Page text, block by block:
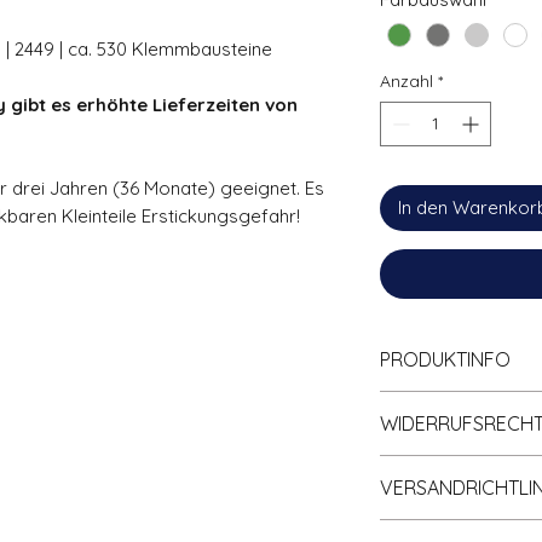
2449 | ca. 530 Klemmbausteine
gibt es erhöhte Lieferzeiten von
drei Jahren (36 Monate) geeignet. Es
Kleinteile Erstickungsgefahr!
Gramm
Anzahl *
In den
PRODUKTINFO
Hohe Qualität;
Nichtabfärbend.
gleichnamigen
Richtlinien).